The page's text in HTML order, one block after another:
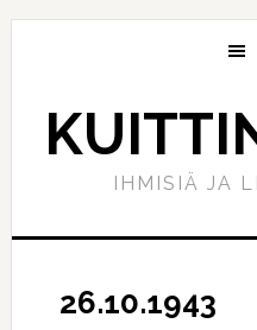
Hyppää
Hyppää
IHMISIÄ JA
26.10.1943